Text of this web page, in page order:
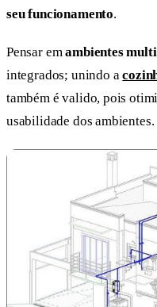
seu funcionamento.
Pensar emambientes
integrados; unindo a
também é valido, pois
usabilidade dos ambientes.